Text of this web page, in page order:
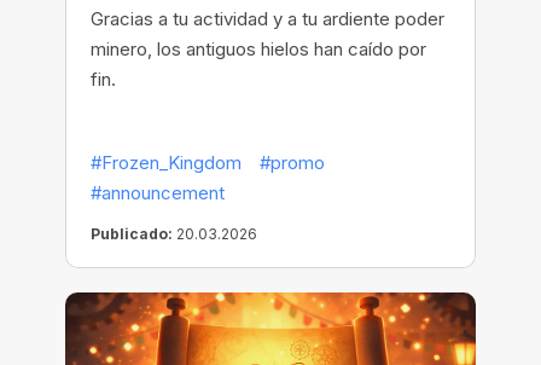
Gracias a tu actividad y a tu ardiente poder
minero, los antiguos hielos han caído por
fin.
#Frozen_Kingdom
#promo
#announcement
Publicado: 20.03.2026